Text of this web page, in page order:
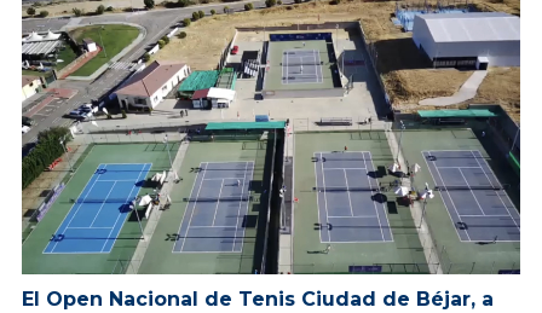
El Open Nacional de Tenis Ciudad de Béjar, a